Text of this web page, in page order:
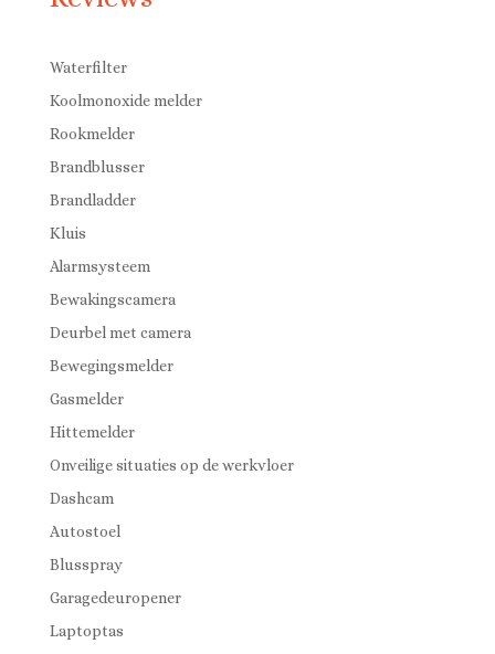
Waterfilter
Koolmonoxide melder
Rookmelder
Brandblusser
Brandladder
Kluis
Alarmsysteem
Bewakingscamera
Deurbel met camera
Bewegingsmelder
Gasmelder
Hittemelder
Onveilige situaties op de werkvloer
Dashcam
Autostoel
Blusspray
Garagedeuropener
Laptoptas